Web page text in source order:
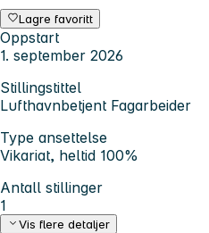
Lagre favoritt
Oppstart
1. september 2026
Stillingstittel
Lufthavnbetjent Fagarbeider
Type ansettelse
Vikariat, heltid 100%
Antall stillinger
1
Vis flere detaljer